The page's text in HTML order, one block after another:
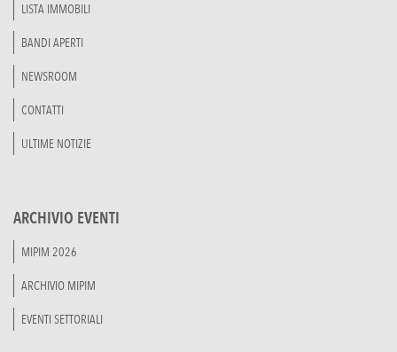
LISTA IMMOBILI
BANDI APERTI
NEWSROOM
CONTATTI
ULTIME NOTIZIE
ARCHIVIO EVENTI
MIPIM 2026
ARCHIVIO MIPIM
EVENTI SETTORIALI